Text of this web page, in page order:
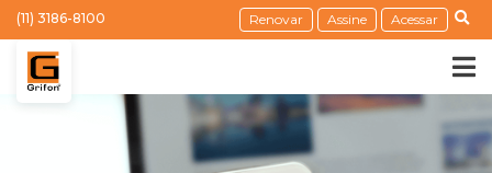
(11) 3186-8100 Renovar Assine Acessar